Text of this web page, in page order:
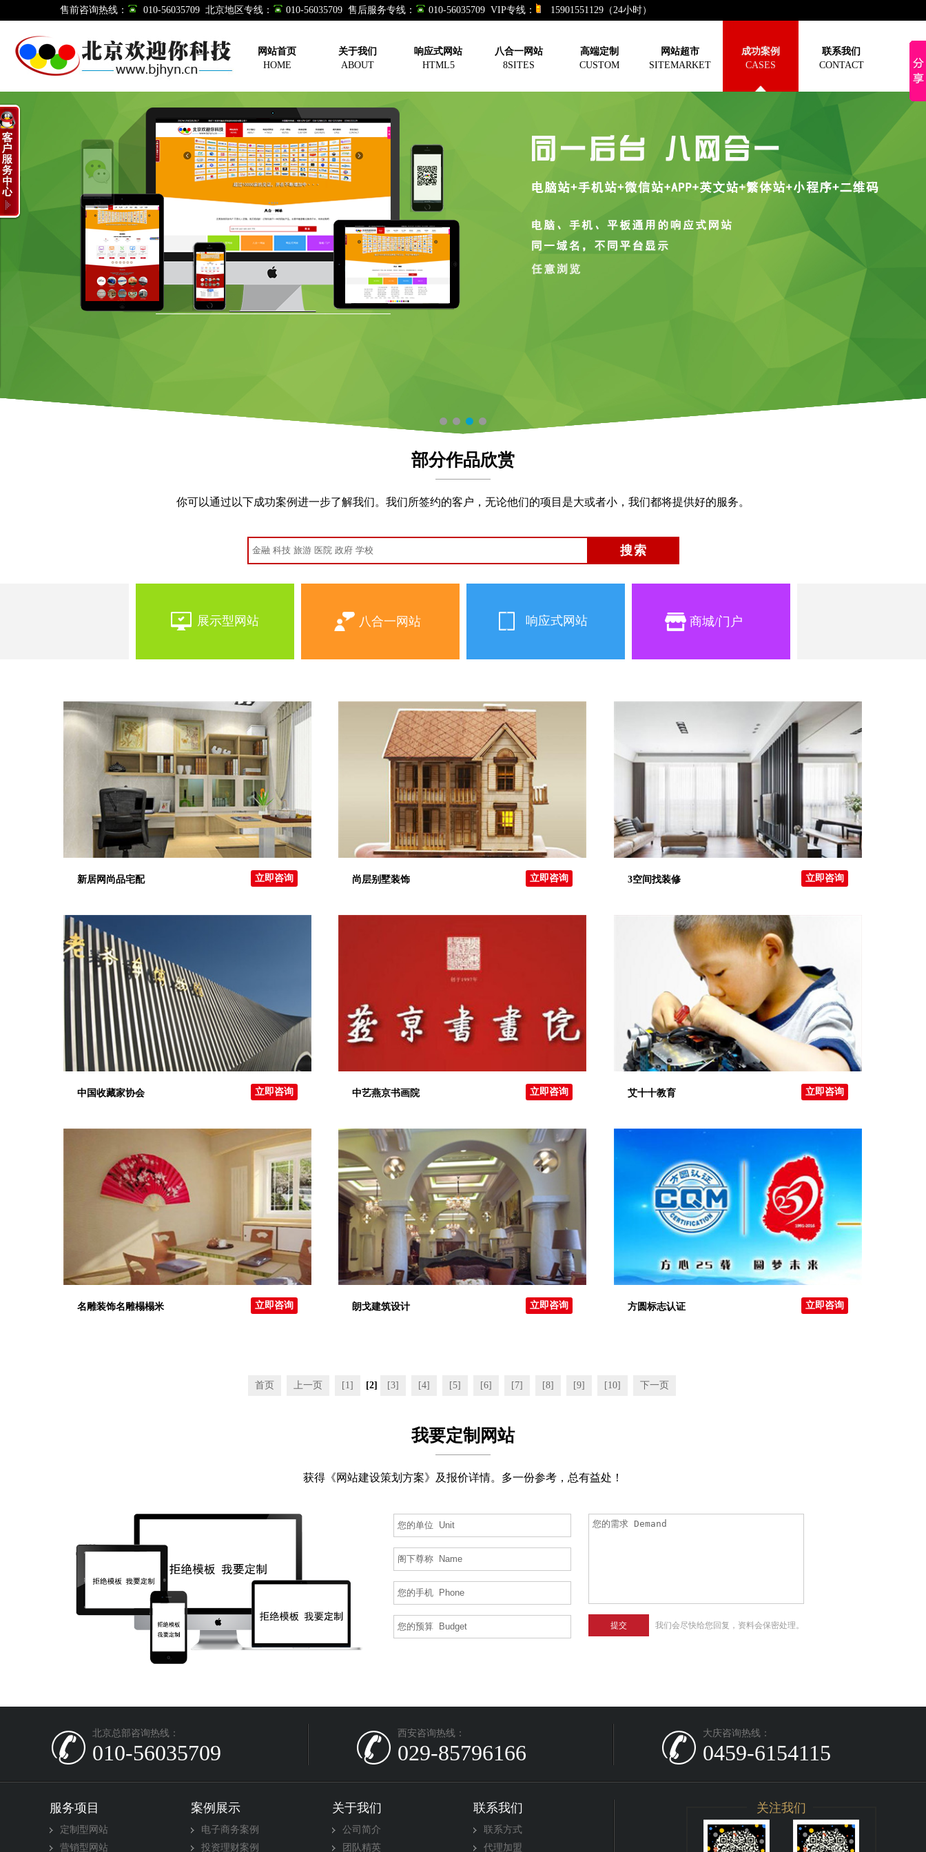
售前咨询热线： 010-56035709 北京地区专线： 010-56035709 售后服务专线： 010-56035709 VIP专线： 15901551129（24小时）
网站首页
HOME
关于我们
ABOUT
响应式网站
HTML5
八合一网站
8SITES
高端定制
CUSTOM
网站超市
SITEMARKET
成功案例
CASES
联系我们
CONTACT
部分作品欣赏
你可以通过以下成功案例进一步了解我们。我们所签约的客户，无论他们的项目是大或者小，我们都将提供好的服务。
搜索
展示型网站 八合一网站 响应式网站 商城/门户
新居网尚品宅配 立即咨询 尚层别墅装饰 立即咨询 3空间找装修 立即咨询
中国收藏家协会 立即咨询 中艺燕京书画院 立即咨询 艾十十教育 立即咨询
名雕装饰名雕榻榻米 立即咨询 朗戈建筑设计 立即咨询 方圆标志认证 立即咨询
首页 上一页 [1] [2] [3] [4] [5] [6] [7] [8] [9] [10] 下一页
我要定制网站
获得《网站建设策划方案》及报价详情。多一份参考，总有益处！
提交 我们会尽快给您回复，资料会保密处理。
北京总部咨询热线：
010-56035709
西安咨询热线：
029-85796166
大庆咨询热线：
0459-6154115
服务项目
定制型网站
营销型网站
案例展示
电子商务案例
投资理财案例
关于我们
公司简介
团队精英
联系我们
联系方式
代理加盟
关注我们